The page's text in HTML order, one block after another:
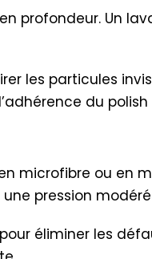
en profondeur. Un
les particules
du
microfibre ou en
pression
pour éliminer les